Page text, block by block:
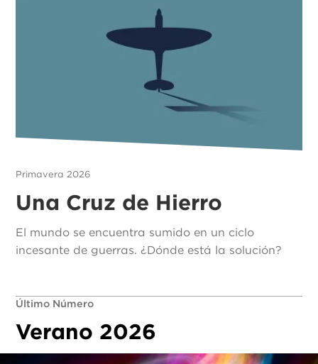
Primavera 2026
Una Cruz de Hierro
El mundo se encuentra sumido en un ciclo
incesante de guerras. ¿Dónde está la solución?
Último Número
Verano 2026